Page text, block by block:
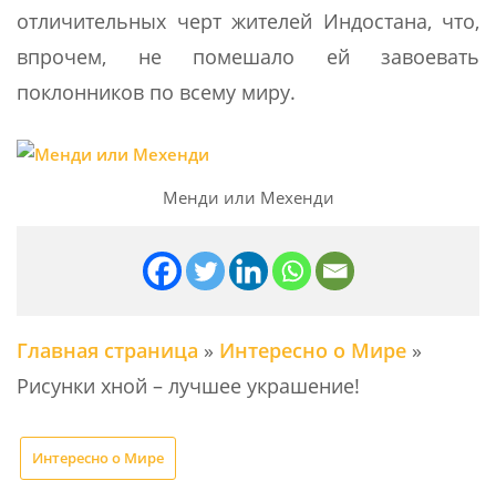
отличительных черт жителей Индостана, что,
впрочем, не помешало ей завоевать
поклонников по всему миру.
Менди или Мехенди
Главная страница » Интересно о Мире »
Рисунки хной – лучшее украшение!
Интересно о Мире